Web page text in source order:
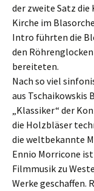
der zweite Satz
Kirche im
Intro führten die
den
bereiteten.
Nach so viel
aus Tschaikowskis
„Klassiker“ der
die Holzbläser
die weltbekannte
Ennio Morricone
Filmmusik zu
Werke geschaffen.